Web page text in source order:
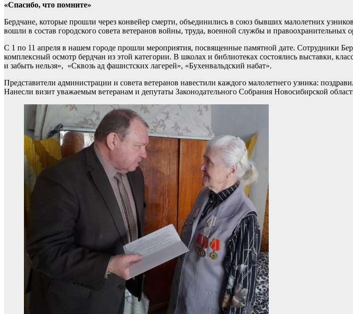
«Спасибо, что помните»
Бердчане, которые прошли через конвейер смерти, объединились в союз бывших малолетних
вошли в состав городского совета ветеранов войны, труда, военной службы и правоохранительных
С 1 по 11 апреля в нашем городе прошли мероприятия, посвященные памятной дате. Сотрудники
комплексный осмотр бердчан из этой категории. В школах и библиотеках состоялись выставки,
и забыть нельзя», «Сквозь ад фашистских лагерей», «Бухенвальдский набат».
Представители администрации и совета ветеранов навестили каждого малолетнего узника:
Нанесли визит уважаемым ветеранам и депутаты Законодательного Собрания Новосибирской